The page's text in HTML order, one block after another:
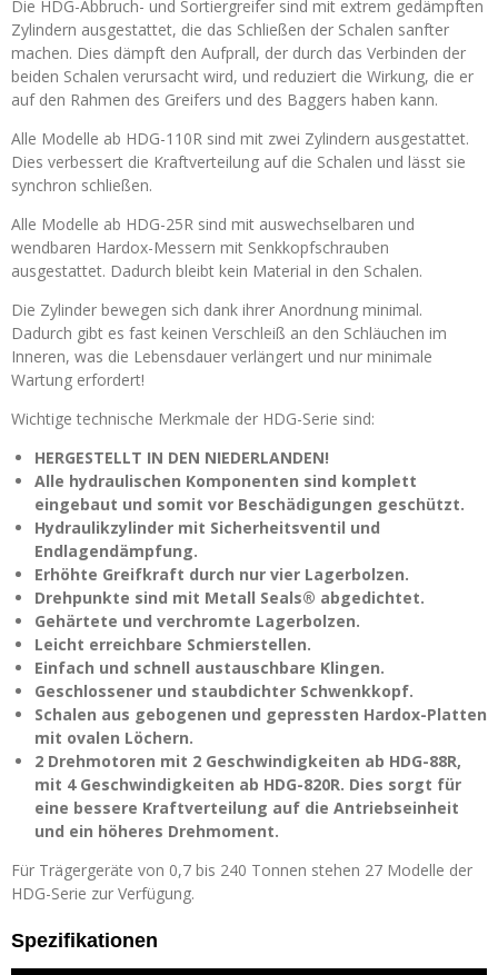
Die HDG-Abbruch- und Sortiergreifer sind mit extrem gedämpften
Zylindern ausgestattet, die das Schließen der Schalen sanfter
machen. Dies dämpft den Aufprall, der durch das Verbinden der
beiden Schalen verursacht wird, und reduziert die Wirkung, die er
auf den Rahmen des Greifers und des Baggers haben kann.
Alle Modelle ab HDG-110R sind mit zwei Zylindern ausgestattet.
Dies verbessert die Kraftverteilung auf die Schalen und lässt sie
synchron schließen.
Alle Modelle ab HDG-25R sind mit auswechselbaren und
wendbaren Hardox-Messern mit Senkkopfschrauben
ausgestattet. Dadurch bleibt kein Material in den Schalen.
Die Zylinder bewegen sich dank ihrer Anordnung minimal.
Dadurch gibt es fast keinen Verschleiß an den Schläuchen im
Inneren, was die Lebensdauer verlängert und nur minimale
Wartung erfordert!
Wichtige technische Merkmale der HDG-Serie sind:
HERGESTELLT IN DEN NIEDERLANDEN!
Alle hydraulischen Komponenten sind komplett
eingebaut und somit vor Beschädigungen geschützt.
Hydraulikzylinder mit Sicherheitsventil und
Endlagendämpfung.
Erhöhte Greifkraft durch nur vier Lagerbolzen.
Drehpunkte sind mit Metall Seals® abgedichtet.
Gehärtete und verchromte Lagerbolzen.
Leicht erreichbare Schmierstellen.
Einfach und schnell austauschbare Klingen.
Geschlossener und staubdichter Schwenkkopf.
Schalen aus gebogenen und gepressten Hardox-Platten
mit ovalen Löchern.
2 Drehmotoren mit 2 Geschwindigkeiten ab HDG-88R,
mit 4 Geschwindigkeiten ab HDG-820R. Dies sorgt für
eine bessere Kraftverteilung auf die Antriebseinheit
und ein höheres Drehmoment.
Für Trägergeräte von 0,7 bis 240 Tonnen stehen 27 Modelle der
HDG-Serie zur Verfügung.
Spezifikationen